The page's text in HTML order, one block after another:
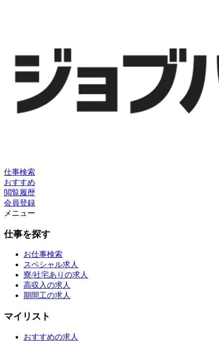
仕事検索
おすすめ
閲覧履歴
会員登録
メニュー
仕事を探す
お仕事検索
スペシャル求人
寮/社宅ありの求人
高収入の求人
期間工の求人
マイリスト
おすすめの求人